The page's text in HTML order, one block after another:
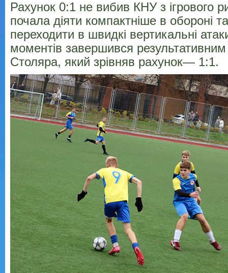
Рахунок 0:1 не вибив КНУ з ігрового
почала діяти компактніше в обороні
переходити в швидкі вертикальні
моментів завершився
Столяра, який зрівняв рахунок— 1:1.